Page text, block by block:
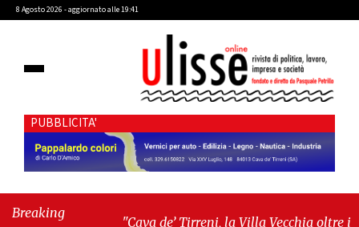
8 Agosto 2026 - aggiornato alle 19:41
PUBBLICITA'
Breaking
"Cava de’ Tirreni, la Villa Vecchia oltre i